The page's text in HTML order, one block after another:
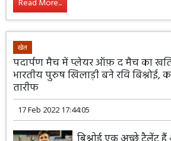
Read More...
खेल
पदार्पण मैच में प्लेयर ऑफ़ द मैच का
भारतीय पुरुष खिलाड़ी बने रवि बिश्नोई,
तारीफ
17 Feb 2022 17:44:05